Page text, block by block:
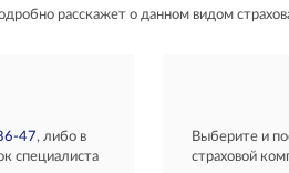
расскажет о данном видом
47, либо в
специалиста
Выберите и
страховой